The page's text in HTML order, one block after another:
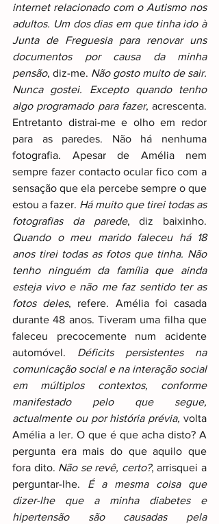
internet relacionado com o Autismo nos
adultos. Um dos dias em que tinha ido à
Junta de Freguesia para renovar uns
documentos por causa da minha
pensão, diz-me. Não gosto muito de sair.
Nunca gostei. Excepto quando tenho
algo programado para fazer, acrescenta.
Entretanto distrai-me e olho em redor
para as paredes. Não há nenhuma
fotografia. Apesar de Amélia nem
sempre fazer contacto ocular fico com a
sensação que ela percebe sempre o que
estou a fazer. Há muito que tirei todas as
fotografias da parede
Quando o meu marido faleceu há 18
anos tirei todas as fotos que tinha. Não
tenho ninguém da família que ainda
esteja vivo e não me faz sentido ter as
fotos deles, refere. Amélia foi casada
durante 48 anos. Tiveram uma filha que
faleceu precocemente num acidente
automóvel. Déficits persistentes na
comunicação social e na interação social
em múltiplos contextos, conforme
manifestado pelo que segue,
actualmente ou por história prévia, volta
Amélia a ler. O que é que acha disto? A
pergunta era mais do que aquilo que
fora dito. Não se revê, certo?, arrisquei a
perguntar-lhe. É a mesma coisa que
dizer-lhe que a minha diabetes e
hipertensão são causadas pela